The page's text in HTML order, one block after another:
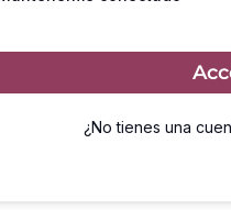
¿No tienes una